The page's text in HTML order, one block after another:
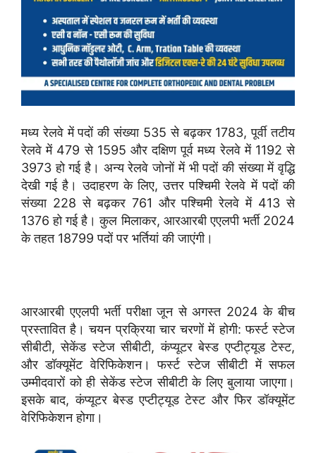
मध्य रेलवे में पदों की संख्या 535 से बढ़कर 1783, पूर्वी तटीय
रेलवे में 479 से 1595 और दक्षिण पूर्व मध्य रेलवे में 1192 से
3973 हो गई है। अन्य रेलवे जोनों में भी पदों की संख्या में वृद्धि
देखी गई है। उदाहरण के लिए, उत्तर पश्चिमी रेलवे में पदों की
संख्या 228 से बढ़कर 761 और पश्चिमी रेलवे में 413 से
1376 हो गई है। कुल मिलाकर, आरआरबी एएलपी भर्ती 2024
के तहत 18799 पदों पर भर्तियां की जाएंगी।
आरआरबी एएलपी भर्ती परीक्षा जून से अगस्त 2024 के बीच
प्रस्तावित है। चयन प्रक्रिया चार चरणों में होगी: फर्स्ट स्टेज
सीबीटी, सेकेंड स्टेज सीबीटी, कंप्यूटर बेस्ड एप्टीट्यूड टेस्ट,
और डॉक्यूमेंट वेरिफिकेशन। फर्स्ट स्टेज सीबीटी में सफल
उम्मीदवारों को ही सेकेंड स्टेज सीबीटी के लिए बुलाया जाएगा।
इसके बाद, कंप्यूटर बेस्ड एप्टीट्यूड टेस्ट और फिर डॉक्यूमेंट
वेरिफिकेशन होगा।